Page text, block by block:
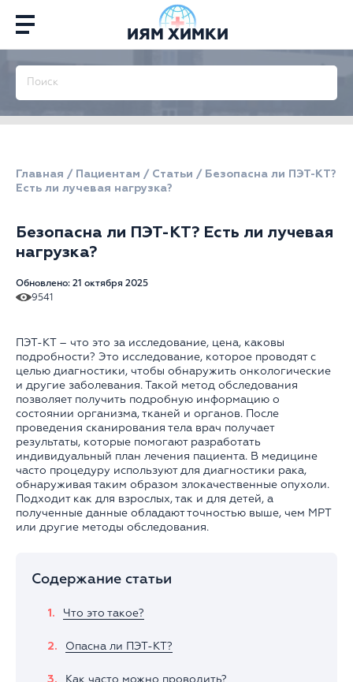
ИЯМ ХИМКИ
Главная / Пациентам / Статьи / Безопасна ли ПЭТ-КТ?
Есть ли лучевая нагрузка?
Безопасна ли ПЭТ-КТ? Есть ли лучевая
нагрузка?
Обновлено: 21 октября 2025
9541
ПЭТ-КТ – что это за исследование, цена, каковы
подробности? Это исследование, которое проводят с
целью диагностики, чтобы обнаружить онкологические
и другие заболевания. Такой метод обследования
позволяет получить подробную информацию о
состоянии организма, тканей и органов. После
проведения сканирования тела врач получает
результаты, которые помогают разработать
индивидуальный план лечения пациента. В медицине
часто процедуру используют для диагностики рака,
обнаруживая таким образом злокачественные опухоли.
Подходит как для взрослых, так и для детей, а
полученные данные обладают точностью выше, чем МРТ
или другие методы обследования.
Содержание статьи
Что это такое?
Опасна ли ПЭТ-КТ?
Как часто можно проводить?